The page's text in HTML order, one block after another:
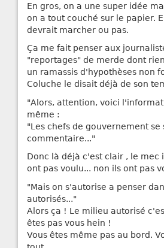
En gros, on a une super idée
on a tout couché sur le papier.
devrait marcher ou pas.
Ça me fait penser aux
"reportages" de merde dont
un ramassis d'hypothèses non
Coluche le disait déjà de son
"Alors, attention, voici
même :
"Les chefs de gouvernement se
commentaire..."
Donc là déjà c'est clair , le mec
ont pas voulu... non ils ont pas
"Mais on s'autorise a penser
autorisés..."
Alors ça ! Le milieu autorisé
êtes pas vous hein !
Vous êtes même pas au bord.